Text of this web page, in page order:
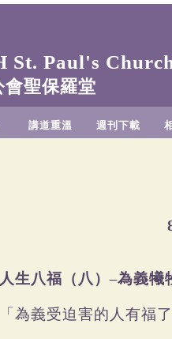
St. Paul's
會聖保羅堂
講道重溫 週刊下載
人生八福
「為義受迫害的人有福